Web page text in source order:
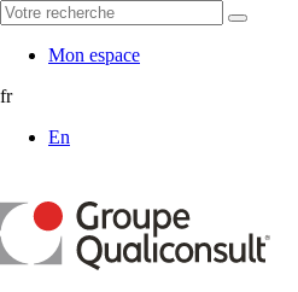
Mon espace
fr
En